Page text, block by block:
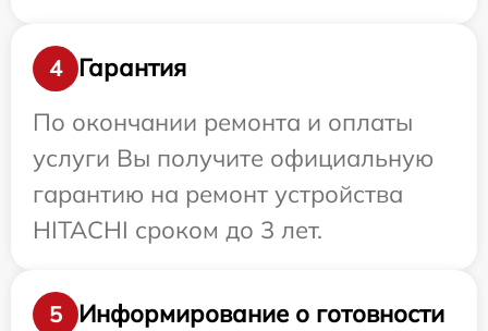
4
Гарантия
По окончании ремонта и оплаты
услуги Вы получите официальную
гарантию на ремонт устройства
HITACHI сроком до 3 лет.
5
Информирование о готовности